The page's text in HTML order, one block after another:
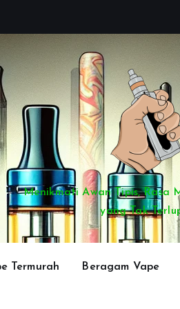
Menikmati Awan Tipis, Rasa
yang Tak
Termurah Beragam Vape